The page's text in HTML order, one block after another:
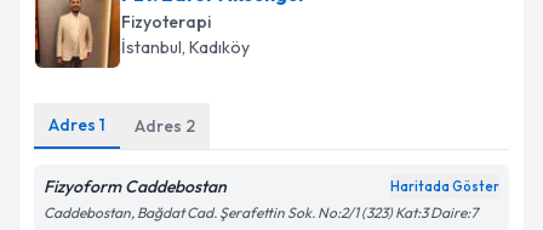
oluşturun. Size bu uzmandan randevu almanız için bir
takvim hazırlandığında e-posta ile bilgilendireceğiz.
Kişisel verilerimin işlenmesine ilişkinAydınlatma
Fizyoterapi
İstanbul, Kadıköy
Adres 1 Adres 2
Fizyoform Caddebostan Haritada Göster
Caddebostan, Bağdat Cad. Şerafettin Sok. No:2/1 (323) Kat:3 Daire:7